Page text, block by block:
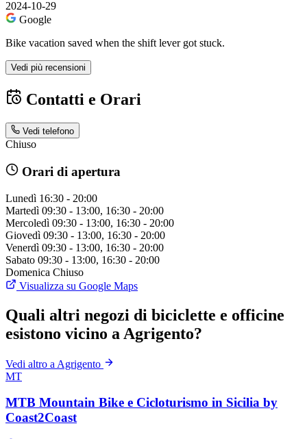
2024-10-29
Google
Bike vacation saved when the shift lever got stuck.
Vedi più recensioni
Contatti e Orari
Vedi telefono
Chiuso
Orari di apertura
Lunedì 16:30 - 20:00
Martedì 09:30 - 13:00, 16:30 - 20:00
Mercoledì 09:30 - 13:00, 16:30 - 20:00
Giovedì 09:30 - 13:00, 16:30 - 20:00
Venerdì 09:30 - 13:00, 16:30 - 20:00
Sabato 09:30 - 13:00, 16:30 - 20:00
Domenica Chiuso
Visualizza su Google Maps
Quali altri negozi di biciclette e officine
esistono vicino a Agrigento?
Vedi altro a Agrigento
MT
MTB Mountain Bike e Cicloturismo in Sicilia by
Coast2Coast